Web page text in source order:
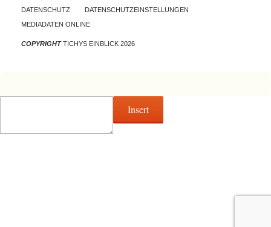
DATENSCHUTZ
DATENSCHUTZEINSTELLUNGEN
MEDIADATEN ONLINE
COPYRIGHTTICHYS EINBLICK 2026
Insert